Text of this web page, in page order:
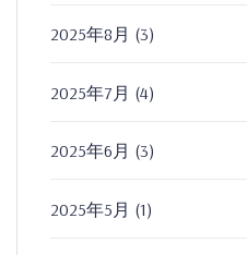
2025年8月 (3)
2025年7月 (4)
2025年6月 (3)
2025年5月 (1)